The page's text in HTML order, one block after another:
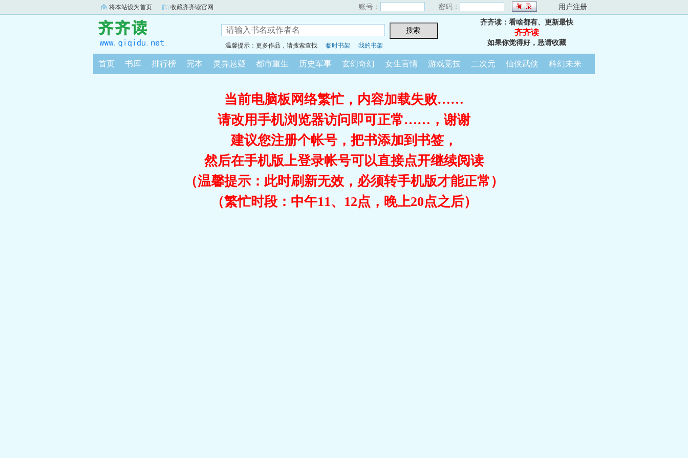
将本站设为首页 收藏齐齐读官网 账号： 密码： 用户注册
温馨提示：更多作品，请搜索查找 临时书架 我的书架
齐齐读：看啥都有、更新最快
齐齐读
如果你觉得好，恳请收藏
首页 书库 排行榜 完本 灵异悬疑 都市重生 历史军事 玄幻奇幻 女生言情 游戏竞技 二次元 仙侠武侠 科幻未来
当前电脑板网络繁忙，内容加载失败……
请改用手机浏览器访问即可正常……，谢谢
建议您注册个帐号，把书添加到书签，
然后在手机版上登录帐号可以直接点开继续阅读
（温馨提示：此时刷新无效，必须转手机版才能正常）
（繁忙时段：中午11、12点，晚上20点之后）